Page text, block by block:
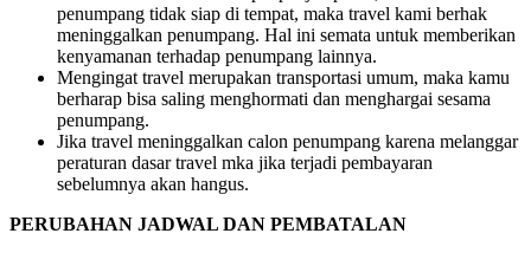
penumpang tidak siap di tempat, maka travel kami berhak
meninggalkan penumpang. Hal ini semata untuk memberikan
kenyamanan terhadap penumpang lainnya.
Mengingat travel merupakan transportasi umum, maka kamu
berharap bisa saling menghormati dan menghargai sesama
penumpang.
Jika travel meninggalkan calon penumpang karena melanggar
peraturan dasar travel mka jika terjadi pembayaran
sebelumnya akan hangus.
PERUBAHAN JADWAL DAN PEMBATALAN